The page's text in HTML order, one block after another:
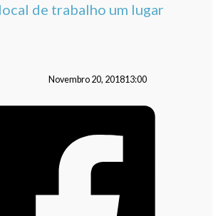
de trabalho um lugar
Novembro 20, 201813:00